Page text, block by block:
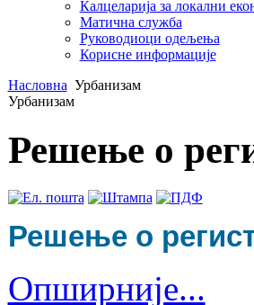
Калцеларија за локални
Матична служба
Руководиоци одељења
Корисне информације
Насловна Урбанизам
Урбанизам
Решење о
Решење о
Опширније...